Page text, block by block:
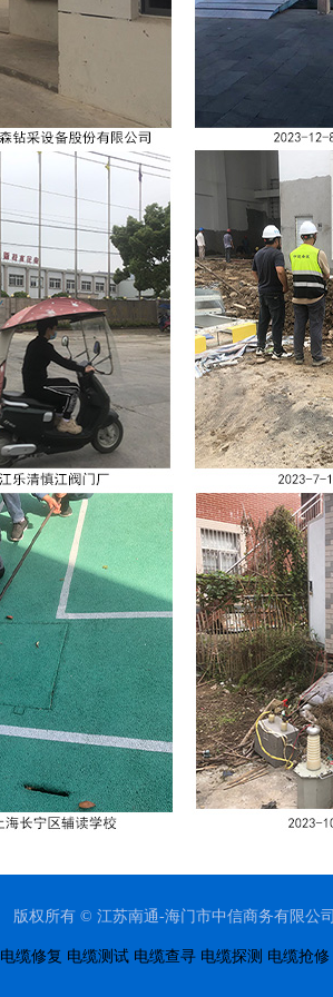
版权所有 © 江苏南通-海门市中信商务有限公司
电缆修复 电缆测试 电缆查寻 电缆探测 电缆抢修